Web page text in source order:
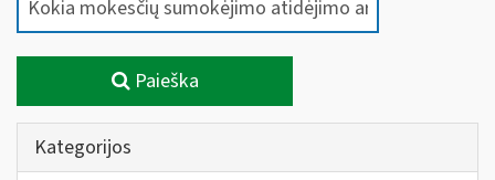
Paieška
Kategorijos